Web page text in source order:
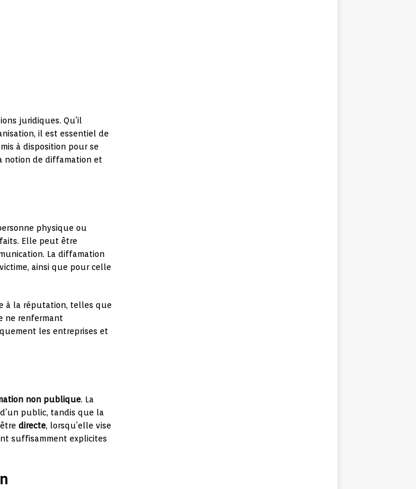
juridiques. Qu’il
il est essentiel de
à disposition pour se
notion de diffamation et
physique ou
Elle peut être
La diffamation
ainsi que pour celle
à la réputation, telles que
ne renfermant
les entreprises et
non publique. La
public, tandis que la
directe, lorsqu’elle vise
suffisamment explicites